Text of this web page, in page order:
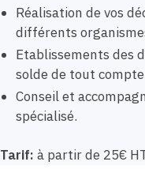
Réalisation de vos
différents
Etablissements des
solde de tout
Conseil et
spécialisé.
Tarif: à partir de 25€